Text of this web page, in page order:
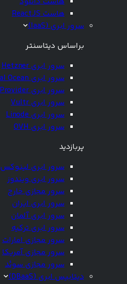
هاست ReactJS
سرور ابری (IaaS)
براساس دیتاسنتر
سرور ابری Hetzner
سرور ابری Digital Ocean
سرور ابری One Provider
سرور ابری Vultr
سرور ابری Linode
سرور ابری OVH
پربازدید
سرور ابری لینوکس
سرور ابری ویندوز
سرور مجازی خارج
سرور ابری ایران
سرور ابری آلمان
سرور ابری ترکیه
سرور مجازی امارات
سرور مجازی آمریکا
سرور مجازی سوئد
دیتابیس ابری (DBaaS)